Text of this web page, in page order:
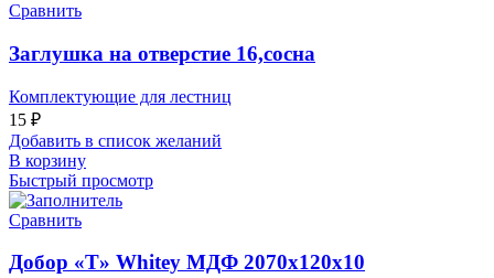
Сравнить
Заглушка на отверстие 16,сосна
Комплектующие для лестниц
15 ₽
Добавить в список желаний
В корзину
Быстрый просмотр
Сравнить
Добор «Т» Whitey МДФ 2070х120х10